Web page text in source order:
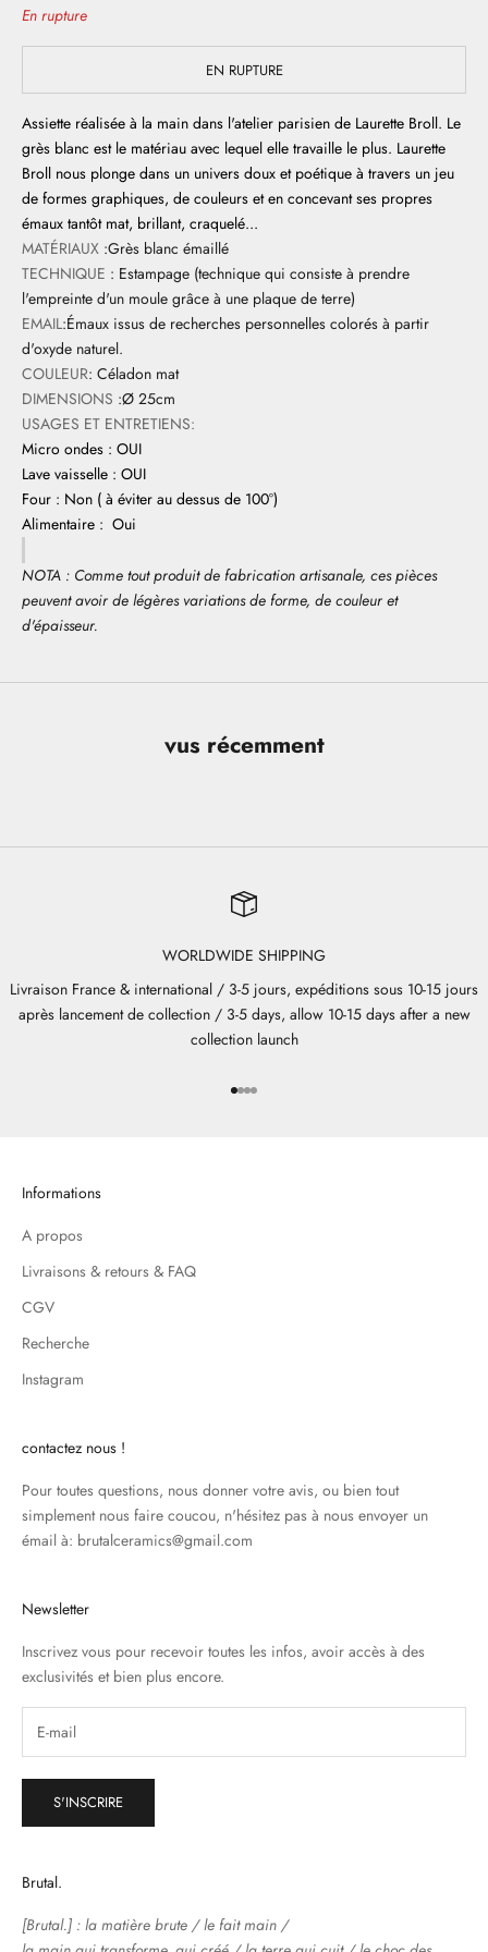
En rupture
EN RUPTURE
Assiette réalisée à la main dans l'atelier parisien de Laurette Broll. Le
grès blanc est le matériau avec lequel elle travaille le plus. Laurette
Broll nous plonge dans un univers doux et poétique à travers un jeu
de formes graphiques, de couleurs et en concevant ses propres
émaux tantôt mat, brillant, craquelé...
MATÉRIAUX :Grès blanc émaillé
TECHNIQUE : Estampage (technique qui consiste à prendre
l'empreinte d'un moule grâce à une plaque de terre)
EMAIL:Émaux issus de recherches personnelles colorés à partir
d'oxyde naturel.
COULEUR: Céladon mat
DIMENSIONS :Ø 25cm
USAGES ET ENTRETIENS:
Micro ondes : OUI
Lave vaisselle : OUI
Four : Non ( à éviter au dessus de 100°)
Alimentaire : Oui
NOTA : Comme tout produit de fabrication artisanale, ces pièces
peuvent avoir de légères variations de forme, de couleur et
d'épaisseur.
vus récemment
WORLDWIDE SHIPPING
Livraison France & international / 3-5 jours, expéditions sous 10-15 jours
après lancement de collection / 3-5 days, allow 10-15 days after a new
collection launch
Aller à l'élément 1
Aller à l'élément 2
Aller à l'élément 3
Aller à l'élément 4
Informations
A propos
Livraisons & retours & FAQ
CGV
Recherche
Instagram
contactez nous !
Pour toutes questions, nous donner votre avis, ou bien tout
simplement nous faire coucou, n'hésitez pas à nous envoyer un
émail à: brutalceramics@gmail.com
Newsletter
Inscrivez vous pour recevoir toutes les infos, avoir accès à des
exclusivités et bien plus encore.
S'INSCRIRE
Brutal.
[Brutal.] : la matière brute / le fait main /